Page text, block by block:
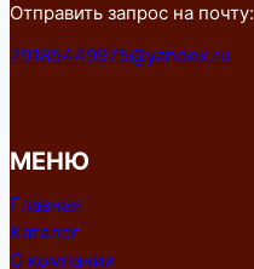
Отправить запрос на почту:
79185449975@yandex.ru
МЕНЮ
Главная
Каталог
О компании